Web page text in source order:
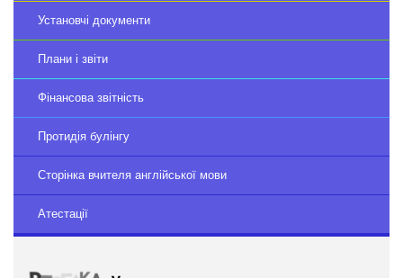
Установчі документи
Плани і звіти
Фінансова звітність
Протидія булінгу
Сторінка вчителя англійської мови
Атестації